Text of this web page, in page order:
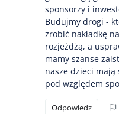
sponsorzy i
Budujmy drogi -
zrobić nakładkę
rozjeżdżą, a
mamy szanse
nasze dzieci
pod względem
Odpowiedz